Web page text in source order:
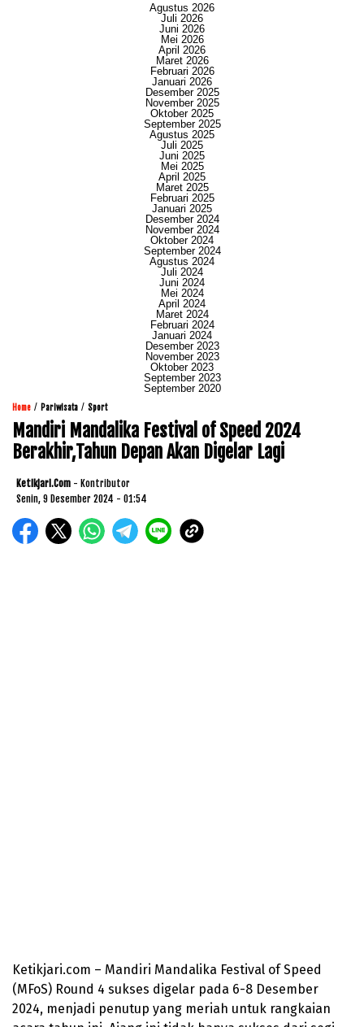
Agustus 2026
Juli 2026
Juni 2026
Mei 2026
April 2026
Maret 2026
Februari 2026
Januari 2026
Desember 2025
November 2025
Oktober 2025
September 2025
Agustus 2025
Juli 2025
Juni 2025
Mei 2025
April 2025
Maret 2025
Februari 2025
Januari 2025
Desember 2024
November 2024
Oktober 2024
September 2024
Agustus 2024
Juli 2024
Juni 2024
Mei 2024
April 2024
Maret 2024
Februari 2024
Januari 2024
Desember 2023
November 2023
Oktober 2023
September 2023
September 2020
Home / Pariwisata / Sport
Mandiri Mandalika Festival of Speed 2024
Berakhir,Tahun Depan Akan Digelar Lagi
Ketikjari.com - Kontributor
Senin, 9 Desember 2024 - 01:54
Ketikjari.com – Mandiri Mandalika Festival of Speed
(MFoS) Round 4 sukses digelar pada 6-8 Desember
2024, menjadi penutup yang meriah untuk rangkaian